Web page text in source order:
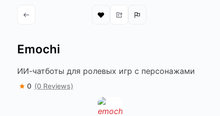
Emochi
ИИ-чатботы для ролевых игр с персонажами
0 (0 Reviews)